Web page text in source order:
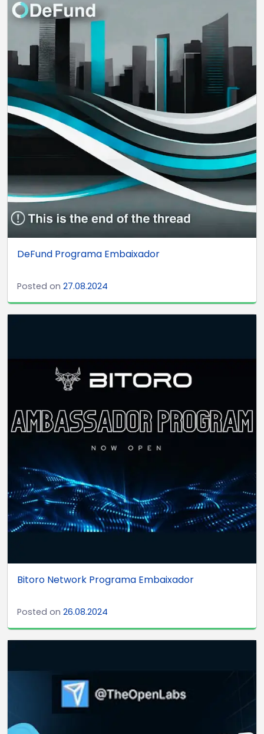
DeFund Programa Embaixador
Posted on 27.08.2024
Bitoro Network Programa Embaixador
Posted on 26.08.2024